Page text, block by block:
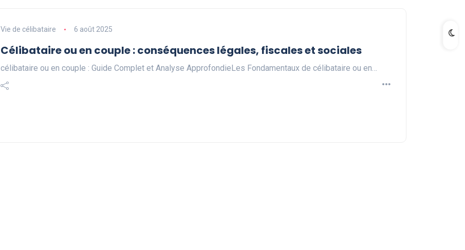
Vie de célibataire 6 août 2025
Célibataire ou en couple : conséquences légales, fiscales et sociales
célibataire ou en couple : Guide Complet et Analyse ApprofondieLes Fondamentaux de célibataire ou en…